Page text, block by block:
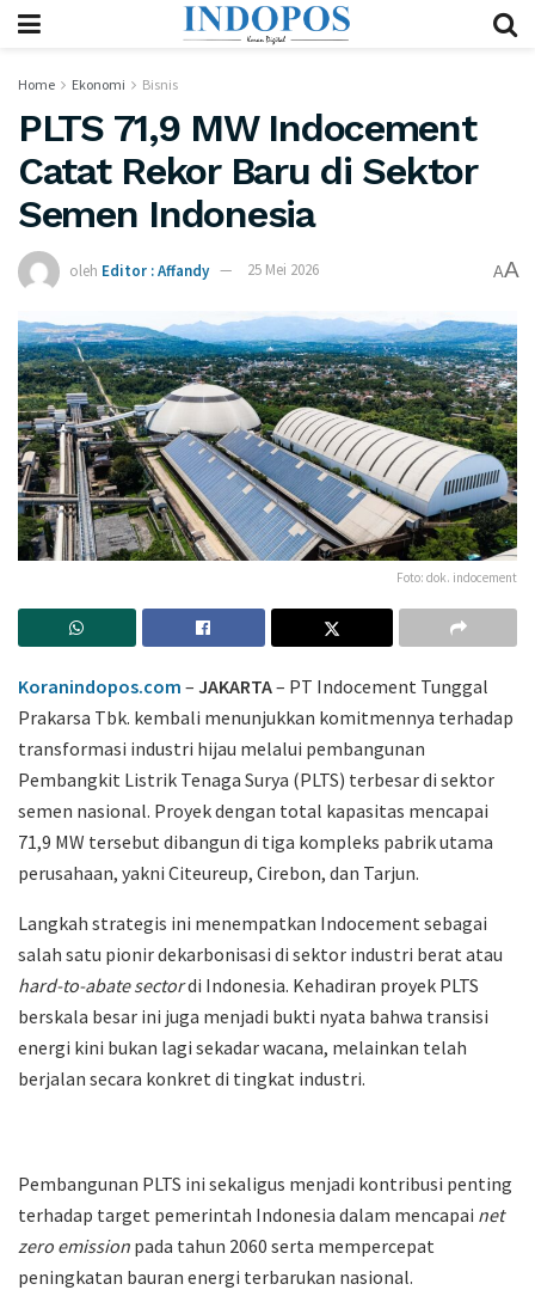
Home Ekonomi Bisnis
PLTS 71,9 MW Indocement
Catat Rekor Baru di Sektor
Semen Indonesia
oleh Editor : Affandy 25 Mei 2026 AA
Foto: dok. indocement
Koranindopos.com – JAKARTA– PT Indocement Tunggal
Prakarsa Tbk. kembali menunjukkan komitmennya terhadap
transformasi industri hijau melalui pembangunan
Pembangkit Listrik Tenaga Surya (PLTS) terbesar di sektor
semen nasional. Proyek dengan total kapasitas mencapai
71,9 MW tersebut dibangun di tiga kompleks pabrik utama
perusahaan, yakni Citeureup, Cirebon, dan Tarjun.
Langkah strategis ini menempatkan Indocement sebagai
salah satu pionir dekarbonisasi di sektor industri berat atau
hard-to-abate sectordi Indonesia. Kehadiran proyek PLTS
berskala besar ini juga menjadi bukti nyata bahwa transisi
energi kini bukan lagi sekadar wacana, melainkan telah
berjalan secara konkret di tingkat industri.
Pembangunan PLTS ini sekaligus menjadi kontribusi penting
terhadap target pemerintah Indonesia dalam mencapai net
zero emission pada tahun 2060 serta mempercepat
peningkatan bauran energi terbarukan nasional.